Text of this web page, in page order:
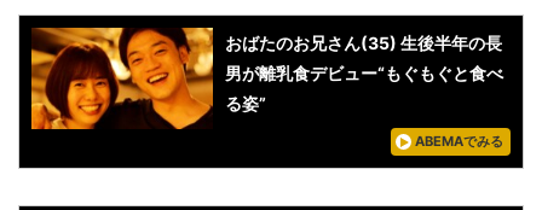
おばたのお兄さん(35) 生後半年の長
男が離乳食デビュー“もぐもぐと食べ
る姿”
ABEMAでみる